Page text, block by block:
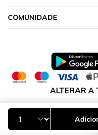
COMUNIDADE
ALTERAR A
Portugal